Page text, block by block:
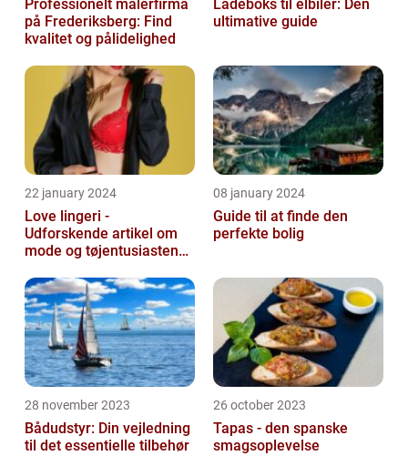
Professionelt malerfirma
på Frederiksberg: Find
kvalitet og pålidelighed
Ladeboks til elbiler: Den
ultimative guide
22 january 2024
Love lingeri -
Udforskende artikel om
mode og tøjentusiastens
08 january 2024
Guide til at finde den
perfekte bolig
28 november 2023
Bådudstyr: Din vejledning
til det essentielle tilbehør
26 october 2023
Tapas - den spanske
smagsoplevelse